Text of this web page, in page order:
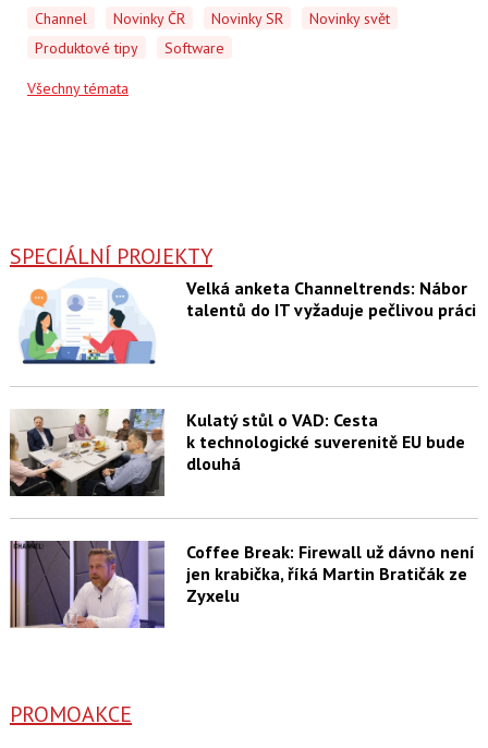
Channel
Novinky ČR Novinky SR
Novinky svět
Produktové tipy
Software
Všechny témata
SPECIÁLNÍ PROJEKTY
Velká anketa Channeltrends: Nábor
talentů do IT vyžaduje pečlivou práci
Kulatý stůl o VAD: Cesta
k technologické suverenitě EU bude
dlouhá
Coffee Break: Firewall už dávno není
jen krabička, říká Martin Bratičák ze
Zyxelu
PROMOAKCE